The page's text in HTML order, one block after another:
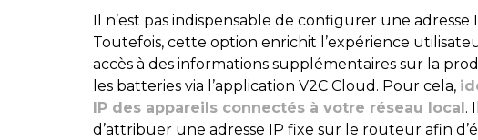
Il n’est pas indispensable de configurer une adresse
Toutefois, cette option enrichit l’expérience
accès à des informations supplémentaires sur la
les batteries via l’application V2C Cloud. Pour cela,
IP des appareils connectés à votre réseau local.
d’attribuer une adresse IP fixe sur le routeur afin